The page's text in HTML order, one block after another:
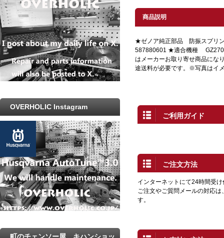
商品説明
★ゼノア純正部品 防振スプリ
587880601 ★適合機種
はメーカーお取り寄せ商品にな
途送料が必要です。※写真はイ
ご利用ガイド
ご注文方法
インターネットにて24時間受
ご注文やご質問メールの対応
す。
OVERHOLIC Instagram